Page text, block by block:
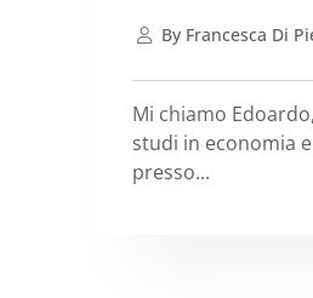
ByFrancesca Di
Mi chiamo
studi in economia
presso...